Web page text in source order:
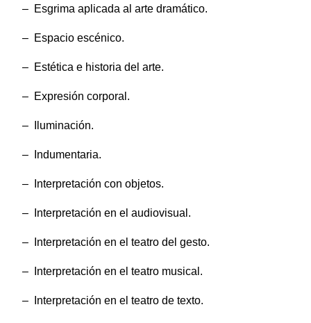
– Esgrima aplicada al arte dramático.
– Espacio escénico.
– Estética e historia del arte.
– Expresión corporal.
– Iluminación.
– Indumentaria.
– Interpretación con objetos.
– Interpretación en el audiovisual.
– Interpretación en el teatro del gesto.
– Interpretación en el teatro musical.
– Interpretación en el teatro de texto.